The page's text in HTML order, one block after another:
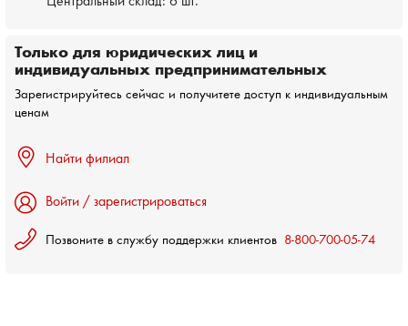
Только для юридических лиц и
индивидуальных предпринимательных
Зарегистрируйтесь сейчас и получитете доступ к индивидуальным
ценам
Найти филиал
Войти / зарегистрироваться
Позвоните в службу поддержки клиентов 8-800-700-05-74